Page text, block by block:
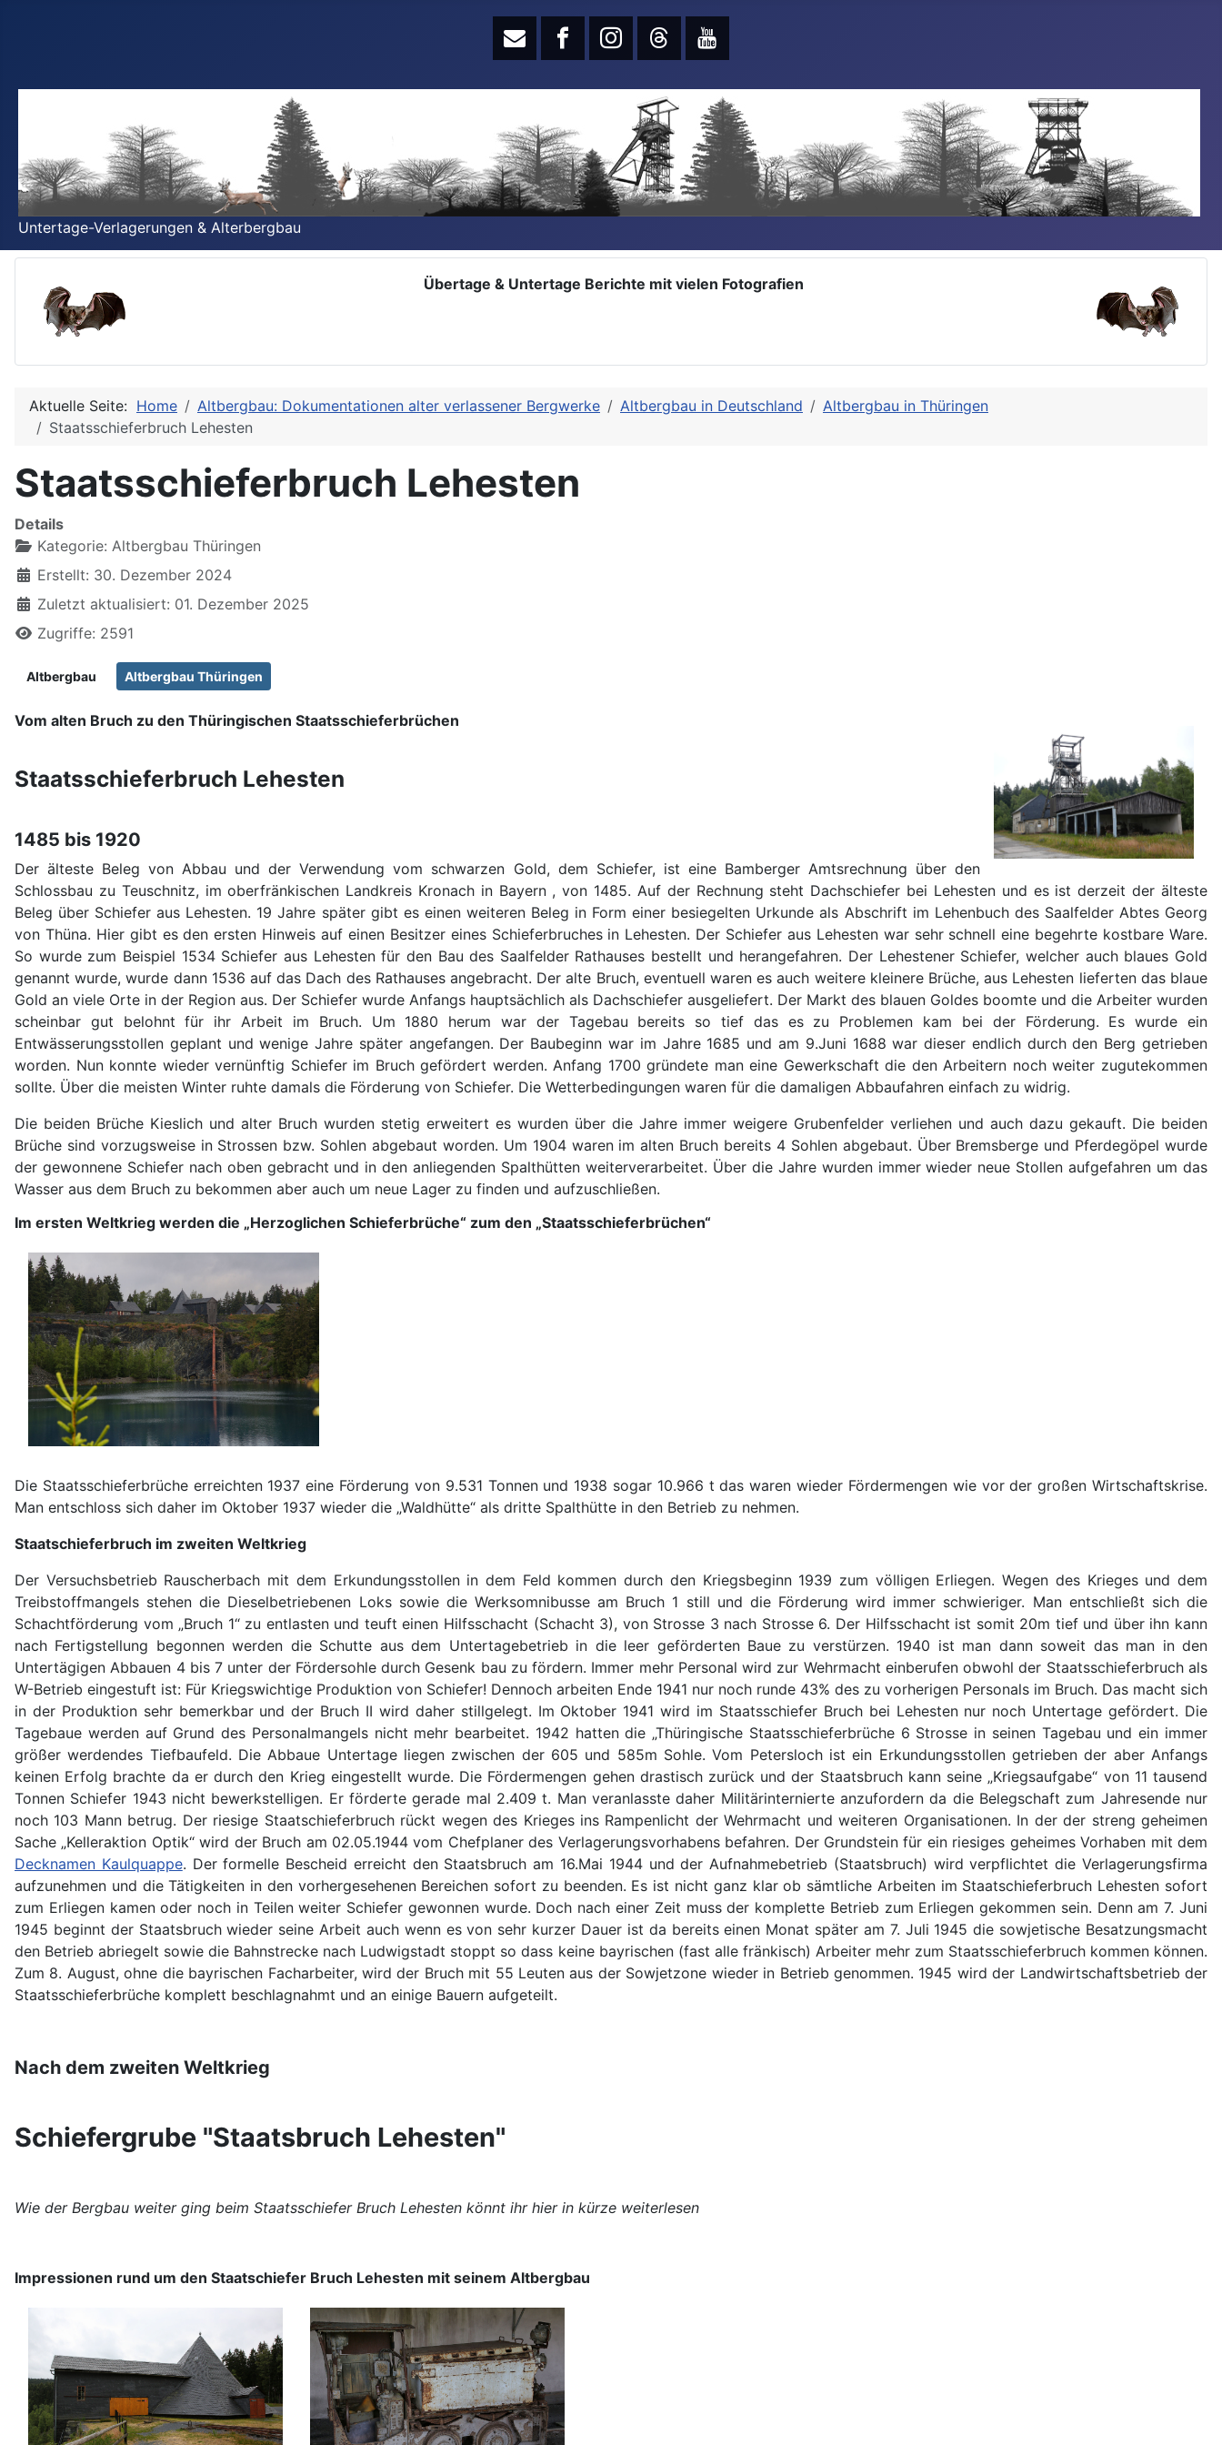
Untertage-Verlagerungen & Alterbergbau
Übertage & Untertage Berichte mit vielen Fotografien
Aktuelle Seite: Home Altbergbau: Dokumentationen alter verlassener Bergwerke Altbergbau in Deutschland
Altbergbau in Thüringen
Staatsschieferbruch Lehesten
Staatsschieferbruch Lehesten
Details
Kategorie: Altbergbau Thüringen
Erstellt: 30. Dezember 2024
Zuletzt aktualisiert: 01. Dezember 2025
Zugriffe: 2591
Altbergbau Altbergbau Thüringen
Vom alten Bruch zu den Thüringischen Staatsschieferbrüchen
Staatsschieferbruch Lehesten
1485 bis 1920
Der älteste Beleg von Abbau und der Verwendung vom schwarzen Gold, dem Schiefer, ist eine Bamberger Amtsrechnung über den
Schlossbau zu Teuschnitz, im oberfränkischen Landkreis Kronach in Bayern , von 1485. Auf der Rechnung steht Dachschiefer bei Lehesten und es ist derzeit der älteste
Beleg über Schiefer aus Lehesten. 19 Jahre später gibt es einen weiteren Beleg in Form einer besiegelten Urkunde als Abschrift im Lehenbuch des Saalfelder Abtes Georg
von Thüna. Hier gibt es den ersten Hinweis auf einen Besitzer eines Schieferbruches in Lehesten. Der Schiefer aus Lehesten war sehr schnell eine begehrte kostbare Ware.
So wurde zum Beispiel 1534 Schiefer aus Lehesten für den Bau des Saalfelder Rathauses bestellt und herangefahren. Der Lehestener Schiefer, welcher auch blaues Gold
genannt wurde, wurde dann 1536 auf das Dach des Rathauses angebracht. Der alte Bruch, eventuell waren es auch weitere kleinere Brüche, aus Lehesten lieferten das blaue
Gold an viele Orte in der Region aus. Der Schiefer wurde Anfangs hauptsächlich als Dachschiefer ausgeliefert. Der Markt des blauen Goldes boomte und die Arbeiter wurden
scheinbar gut belohnt für ihr Arbeit im Bruch. Um 1880 herum war der Tagebau bereits so tief das es zu Problemen kam bei der Förderung. Es wurde ein
Entwässerungsstollen geplant und wenige Jahre später angefangen. Der Baubeginn war im Jahre 1685 und am 9.Juni 1688 war dieser endlich durch den Berg getrieben
worden. Nun konnte wieder vernünftig Schiefer im Bruch gefördert werden. Anfang 1700 gründete man eine Gewerkschaft die den Arbeitern noch weiter zugutekommen
sollte. Über die meisten Winter ruhte damals die Förderung von Schiefer. Die Wetterbedingungen waren für die damaligen Abbaufahren einfach zu widrig.
Die beiden Brüche Kieslich und alter Bruch wurden stetig erweitert es wurden über die Jahre immer weigere Grubenfelder verliehen und auch dazu gekauft. Die beiden
Brüche sind vorzugsweise in Strossen bzw. Sohlen abgebaut worden. Um 1904 waren im alten Bruch bereits 4 Sohlen abgebaut. Über Bremsberge und Pferdegöpel wurde
der gewonnene Schiefer nach oben gebracht und in den anliegenden Spalthütten weiterverarbeitet. Über die Jahre wurden immer wieder neue Stollen aufgefahren um das
Wasser aus dem Bruch zu bekommen aber auch um neue Lager zu finden und aufzuschließen.
Im ersten Weltkrieg werden die „Herzoglichen Schieferbrüche“ zum den „Staatsschieferbrüchen“
Die Staatsschieferbrüche erreichten 1937 eine Förderung von 9.531 Tonnen und 1938 sogar 10.966 t das waren wieder Fördermengen wie vor der großen Wirtschaftskrise.
Man entschloss sich daher im Oktober 1937 wieder die „Waldhütte“ als dritte Spalthütte in den Betrieb zu nehmen.
Staatschieferbruch im zweiten Weltkrieg
Der Versuchsbetrieb Rauscherbach mit dem Erkundungsstollen in dem Feld kommen durch den Kriegsbeginn 1939 zum völligen Erliegen. Wegen des Krieges und dem
Treibstoffmangels stehen die Dieselbetriebenen Loks sowie die Werksomnibusse am Bruch 1 still und die Förderung wird immer schwieriger. Man entschließt sich die
Schachtförderung vom „Bruch 1“ zu entlasten und teuft einen Hilfsschacht (Schacht 3), von Strosse 3 nach Strosse 6. Der Hilfsschacht ist somit 20m tief und über ihn kann
nach Fertigstellung begonnen werden die Schutte aus dem Untertagebetrieb in die leer geförderten Baue zu verstürzen. 1940 ist man dann soweit das man in den
Untertägigen Abbauen 4 bis 7 unter der Fördersohle durch Gesenk bau zu fördern. Immer mehr Personal wird zur Wehrmacht einberufen obwohl der Staatsschieferbruch als
W-Betrieb eingestuft ist: Für Kriegswichtige Produktion von Schiefer! Dennoch arbeiten Ende 1941 nur noch runde 43% des zu vorherigen Personals im Bruch. Das macht sich
in der Produktion sehr bemerkbar und der Bruch II wird daher stillgelegt. Im Oktober 1941 wird im Staatsschiefer Bruch bei Lehesten nur noch Untertage gefördert. Die
Tagebaue werden auf Grund des Personalmangels nicht mehr bearbeitet. 1942 hatten die „Thüringische Staatsschieferbrüche 6 Strosse in seinen Tagebau und ein immer
größer werdendes Tiefbaufeld. Die Abbaue Untertage liegen zwischen der 605 und 585m Sohle. Vom Petersloch ist ein Erkundungsstollen getrieben der aber Anfangs
keinen Erfolg brachte da er durch den Krieg eingestellt wurde. Die Fördermengen gehen drastisch zurück und der Staatsbruch kann seine „Kriegsaufgabe“ von 11 tausend
Tonnen Schiefer 1943 nicht bewerkstelligen. Er förderte gerade mal 2.409 t. Man veranlasste daher Militärinternierte anzufordern da die Belegschaft zum Jahresende nur
noch 103 Mann betrug. Der riesige Staatschieferbruch rückt wegen des Krieges ins Rampenlicht der Wehrmacht und weiteren Organisationen. In der der streng geheimen
Sache „Kelleraktion Optik“ wird der Bruch am 02.05.1944 vom Chefplaner des Verlagerungsvorhabens befahren. Der Grundstein für ein riesiges geheimes Vorhaben mit dem
Decknamen Kaulquappe. Der formelle Bescheid erreicht den Staatsbruch am 16.Mai 1944 und der Aufnahmebetrieb (Staatsbruch) wird verpflichtet die Verlagerungsfirma
aufzunehmen und die Tätigkeiten in den vorhergesehenen Bereichen sofort zu beenden. Es ist nicht ganz klar ob sämtliche Arbeiten im Staatschieferbruch Lehesten sofort
zum Erliegen kamen oder noch in Teilen weiter Schiefer gewonnen wurde. Doch nach einer Zeit muss der komplette Betrieb zum Erliegen gekommen sein. Denn am 7. Juni
1945 beginnt der Staatsbruch wieder seine Arbeit auch wenn es von sehr kurzer Dauer ist da bereits einen Monat später am 7. Juli 1945 die sowjetische Besatzungsmacht
den Betrieb abriegelt sowie die Bahnstrecke nach Ludwigstadt stoppt so dass keine bayrischen (fast alle fränkisch) Arbeiter mehr zum Staatsschieferbruch kommen können.
Zum 8. August, ohne die bayrischen Facharbeiter, wird der Bruch mit 55 Leuten aus der Sowjetzone wieder in Betrieb genommen. 1945 wird der Landwirtschaftsbetrieb der
Staatsschieferbrüche komplett beschlagnahmt und an einige Bauern aufgeteilt.
Nach dem zweiten Weltkrieg
Schiefergrube "Staatsbruch Lehesten"
Wie der Bergbau weiter ging beim Staatsschiefer Bruch Lehesten könnt ihr hier in kürze weiterlesen
Impressionen rund um den Staatschiefer Bruch Lehesten mit seinem Altbergbau